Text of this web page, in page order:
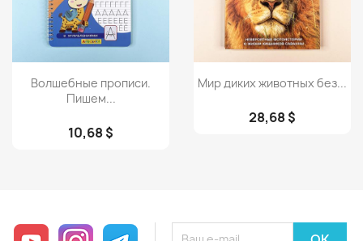
Просмотр
Волшебные прописи.
Пишем...
10,68 $
Просмотр
Мир диких животных без...
28,68 $
YouTube InstagramTelegram